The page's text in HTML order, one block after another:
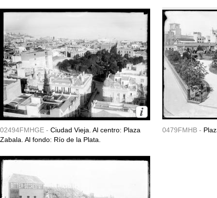
02494FMHGE - Ciudad Vieja. Al centro: Plaza
Zabala. Al fondo: Río de la Plata.
0479FMHB -